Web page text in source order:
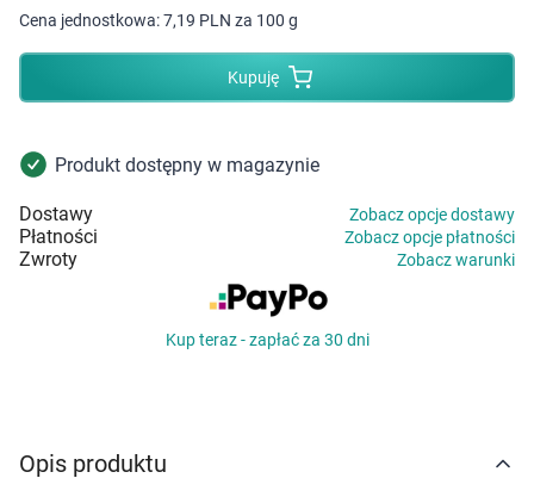
Higiena
Kosmetyki
Mężczyzna
Zdrowy styl życia
Sprzęt medyczny
Grupy produktowe
Cena jednostkowa:7,19 PLN za 100 g
Kupuję
Produkt dostępny w magazynie
Dostawy Zobacz opcje dostawy
Płatności Zobacz opcje płatności
Zwroty Zobacz warunki
Kup teraz - zapłać za 30 dni
Opis produktu